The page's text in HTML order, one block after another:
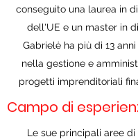
conseguito una laurea in
dell'UE e un master in
Gabrielė ha più di 13
nella gestione e
progetti imprenditoriali
Campo di
Le sue principali aree